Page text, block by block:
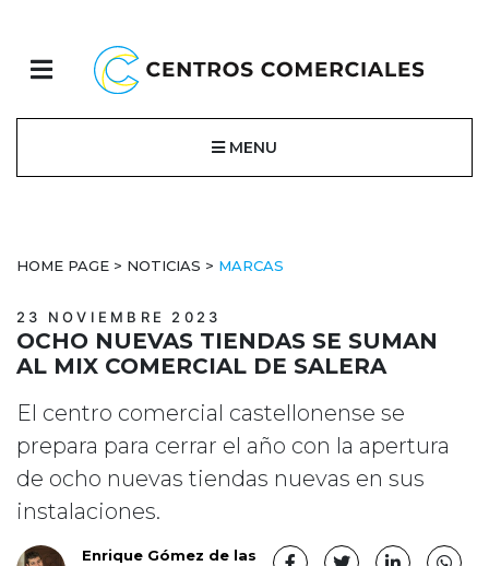
MENU
HOME PAGE > NOTICIAS > MARCAS
23 NOVIEMBRE 2023
OCHO NUEVAS TIENDAS SE SUMAN
AL MIX COMERCIAL DE SALERA
El centro comercial castellonense se
prepara para cerrar el año con la apertura
de ocho nuevas tiendas nuevas en sus
instalaciones.
Enrique Gómez de las